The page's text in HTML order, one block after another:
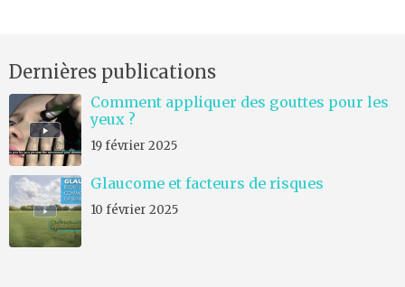
t
*
Dernières publications
Comment appliquer des gouttes pour les
yeux ?
19 février 2025
Glaucome et facteurs de risques
10 février 2025